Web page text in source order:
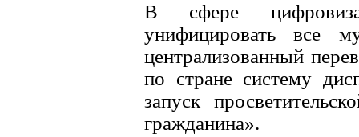
В сфере
унифицировать все
централизованный
по стране систему
запуск
гражданина».